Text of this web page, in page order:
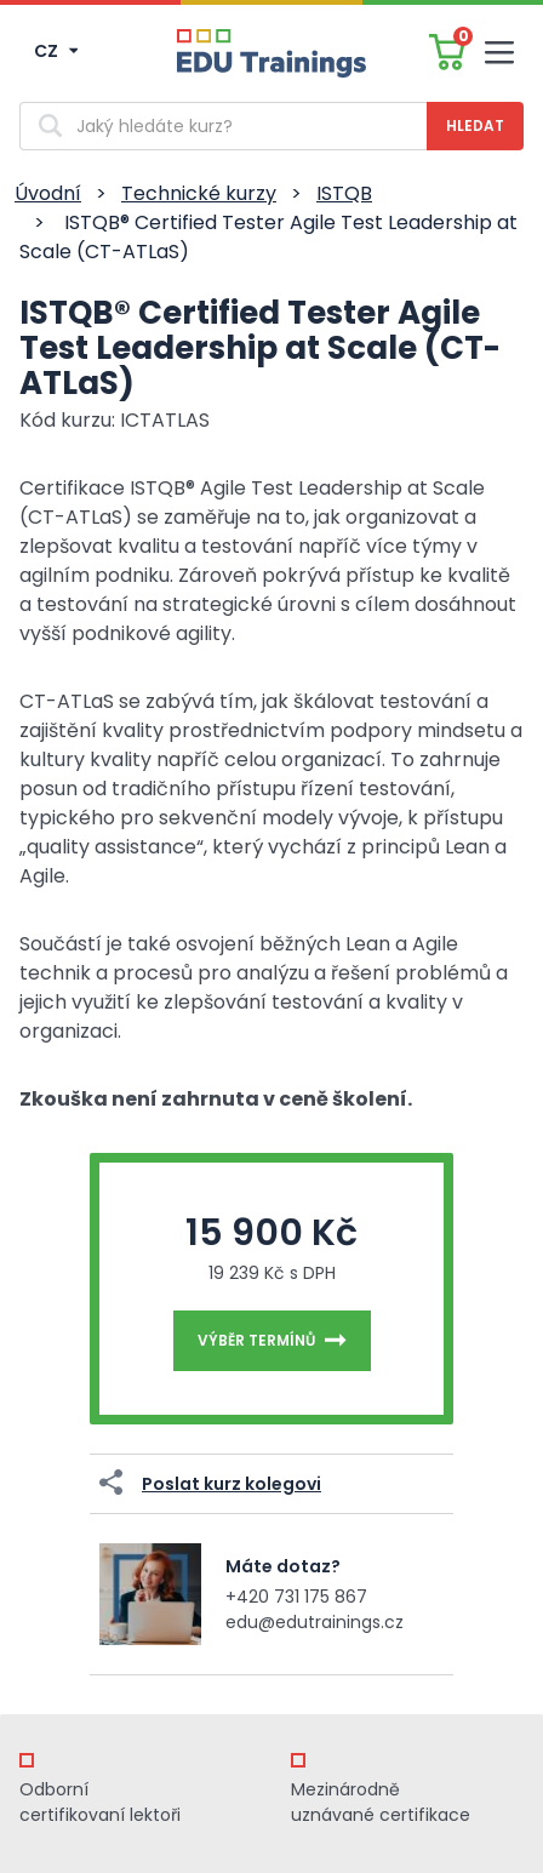
CZ
0
Vyhledávání
Úvodní > Technické kurzy >
ISTQB
>
ISTQB® Certified Tester Agile Test Leadership at
Scale (CT-ATLaS)
ISTQB® Certified Tester Agile
Test Leadership at Scale (CT-
ATLaS)
Kód kurzu: ICTATLAS
Certifikace ISTQB® Agile Test Leadership at Scale
(CT-ATLaS) se zaměřuje na to, jak organizovat a
zlepšovat kvalitu a testování napříč více týmy v
agilním podniku. Zároveň pokrývá přístup ke kvalitě
a testování na strategické úrovni s cílem dosáhnout
vyšší podnikové agility.
CT-ATLaS se zabývá tím, jak škálovat testování a
zajištění kvality prostřednictvím podpory mindsetu a
kultury kvality napříč celou organizací. To zahrnuje
posun od tradičního přístupu řízení testování,
typického pro sekvenční modely vývoje, k přístupu
„quality assistance“, který vychází z principů Lean a
Agile.
Součástí je také osvojení běžných Lean a Agile
technik a procesů pro analýzu a řešení problémů a
jejich využití ke zlepšování testování a kvality v
organizaci.
Zkouška není zahrnuta v ceně školení.
15 900 Kč
19 239 Kč s DPH
VÝBĚR TERMÍNŮ
Poslat kurz kolegovi
Máte dotaz?
+420 731 175 867
edu@edutrainings.cz
Odborní
certifikovaní lektoři
Mezinárodně
uznávané certifikace